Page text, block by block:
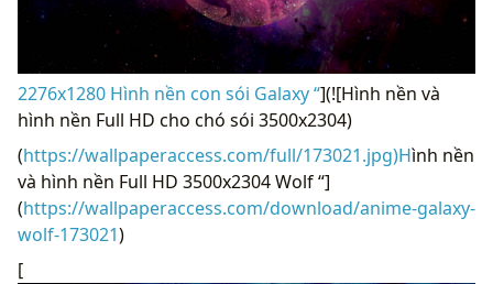
2276x1280 Hình nền con sói Galaxy “](![Hình nền và
hình nền Full HD cho chó sói 3500x2304)
(https://wallpaperaccess.com/full/173021.jpg)Hình nền
và hình nền Full HD 3500x2304 Wolf “]
(https://wallpaperaccess.com/download/anime-galaxy-
wolf-173021)
[